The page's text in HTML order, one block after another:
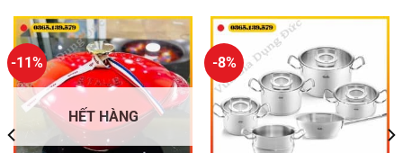
-11%
HẾT HÀNG
-8%